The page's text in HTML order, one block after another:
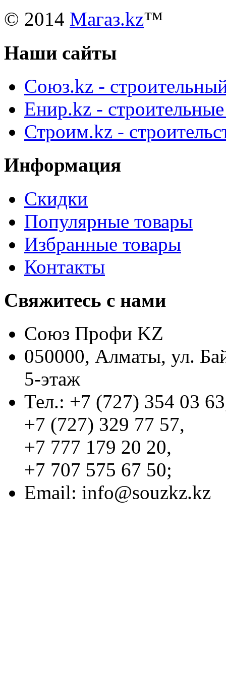
© 2014 Магаз.kz™
Наши сайты
Союз.kz -
Енир.kz -
Строим.kz -
Информация
Скидки
Популярные товары
Избранные товары
Контакты
Свяжитесь с нами
Союз Профи KZ
050000, Алматы, ул.
5-этаж
Тел.: +7 (727) 354 03
+7 (727) 329 77 57,
+7 777 179 20 20,
+7 707 575 67 50;
Email: info@souzkz.kz